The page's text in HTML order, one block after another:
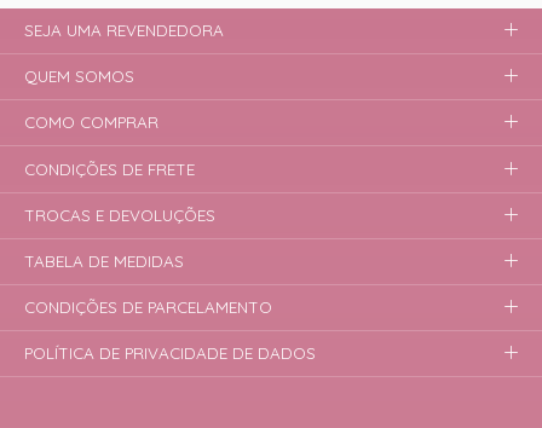
SEJA UMA REVENDEDORA
QUEM SOMOS
COMO COMPRAR
CONDIÇÕES DE FRETE
TROCAS E DEVOLUÇÕES
TABELA DE MEDIDAS
CONDIÇÕES DE PARCELAMENTO
POLÍTICA DE PRIVACIDADE DE DADOS